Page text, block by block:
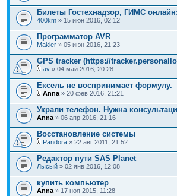
Билеты Гостехнадзор, ГИМС
400km » 15 июн 2016, 02:12
Программатор AVR
Makler » 05 июн 2016, 21:23
GPS tracker (https://
av » 04 май 2016, 20:28
Ексель не воспринимает формулу.
Anna » 20 фев 2016, 21:21
Украли телефон. Нужна
Anna » 06 апр 2016, 21:16
Восстановление системы
Pandora » 22 авг 2011, 21:52
Редактор пути SAS Planet
Лысый » 02 янв 2016, 12:08
купить компьютер
Anna » 17 ноя 2015, 11:28